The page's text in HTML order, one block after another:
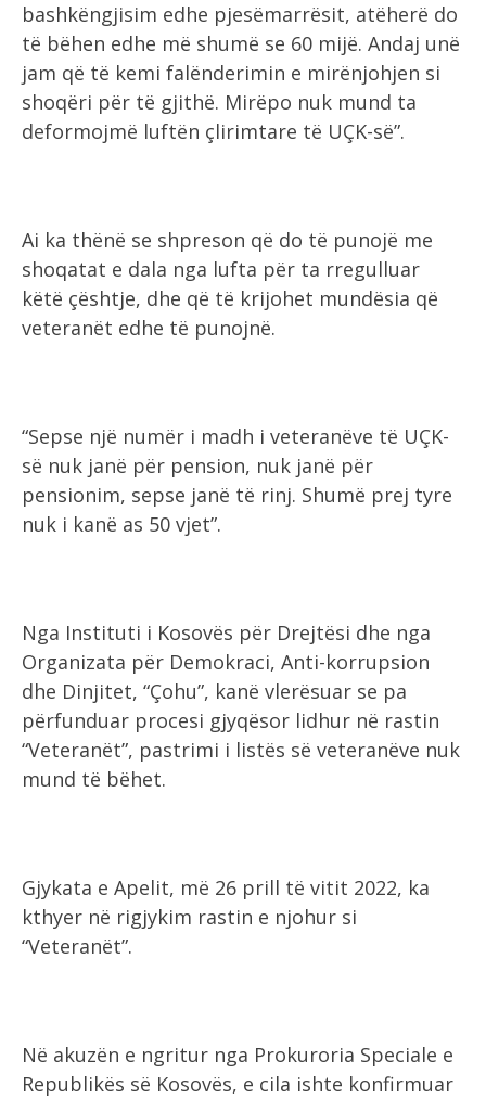
bashkëngjisim edhe pjesëmarrësit, atëherë do
të bëhen edhe më shumë se 60 mijë. Andaj unë
jam që të kemi falënderimin e mirënjohjen si
shoqëri për të gjithë. Mirëpo nuk mund ta
deformojmë luftën çlirimtare të UÇK-së”.
Ai ka thënë se shpreson që do të punojë me
shoqatat e dala nga lufta për ta rregulluar
këtë çështje, dhe që të krijohet mundësia që
veteranët edhe të punojnë.
“Sepse një numër i madh i veteranëve të UÇK-
së nuk janë për pension, nuk janë për
pensionim, sepse janë të rinj. Shumë prej tyre
nuk i kanë as 50 vjet”.
Nga Instituti i Kosovës për Drejtësi dhe nga
Organizata për Demokraci, Anti-korrupsion
dhe Dinjitet, “Çohu”, kanë vlerësuar se pa
përfunduar procesi gjyqësor lidhur në rastin
“Veteranët”, pastrimi i listës së veteranëve nuk
mund të bëhet.
Gjykata e Apelit, më 26 prill të vitit 2022, ka
kthyer në rigjykim rastin e njohur si
“Veteranët”.
Në akuzën e ngritur nga Prokuroria Speciale e
Republikës së Kosovës, e cila ishte konfirmuar